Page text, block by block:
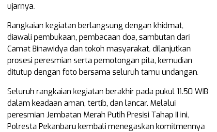
ujarnya.
Rangkaian kegiatan berlangsung dengan khidmat,
diawali pembukaan, pembacaan doa, sambutan dari
Camat Binawidya dan tokoh masyarakat, dilanjutkan
prosesi peresmian serta pemotongan pita, kemudian
ditutup dengan foto bersama seluruh tamu undangan.
Seluruh rangkaian kegiatan berakhir pada pukul 11.50 WIB
dalam keadaan aman, tertib, dan lancar. Melalui
peresmian Jembatan Merah Putih Presisi Tahap II ini,
Polresta Pekanbaru kembali menegaskan komitmennya